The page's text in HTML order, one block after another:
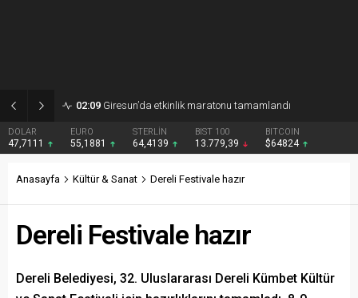
02:09 Giresun’da etkinlik maratonu tamamlandı
DOLAR
47,7111
EURO
55,1881
STERLİN
64,4139
BIST 100
13.779,39
BITCOIN
$64824
Anasayfa Kültür & Sanat Dereli Festivale hazır
Dereli Festivale hazır
Dereli Belediyesi, 32. Uluslararası Dereli Kümbet Kültür